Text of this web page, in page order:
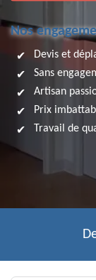
Nos
Devis et
Sans
Artisan
Prix
Travail de